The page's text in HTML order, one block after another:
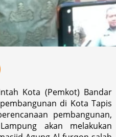
Kota (Pemkot) Bandar
di Kota Tapis
pembangunan,
akan melakukan